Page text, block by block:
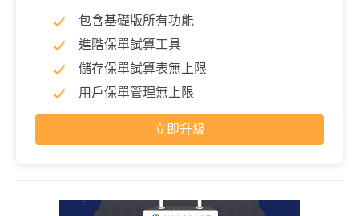
包含基礎版所有功能
進階保單試算工具
儲存保單試算表無上限
用戶保單管理無上限
立即升級